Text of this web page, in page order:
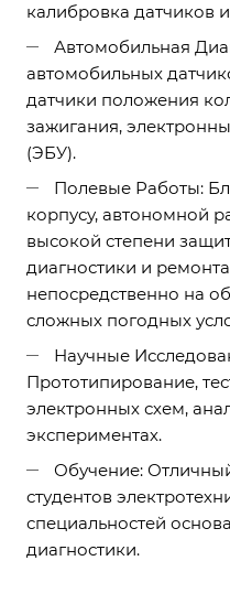
калибровка датчиков
Автомобильная
автомобильных
датчики положения
зажигания,
(ЭБУ).
Полевые Работы:
корпусу, автономной
высокой степени
диагностики и
непосредственно на
сложных погодных
Научные
Прототипирование,
электронных схем,
экспериментах.
Обучение:
студентов
специальностей
диагностики.